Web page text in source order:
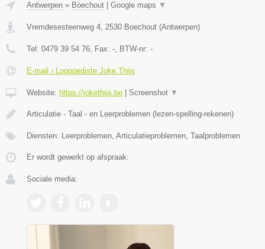
Antwerpen » Boechout Google maps ▼
Vremdesesteenweg 4, 2530 Boechout (Antwerpen)
Tel: 0479 39 54 76, Fax: -, BTW-nr: -
E-mail › Logopediste Joke Thijs
Website: https://jokethijs.be Screenshot ▼
Articulatie - Taal - en Leerproblemen (lezen-spelling-rekenen)
Diensten: Leerproblemen, Articulatieproblemen, Taalproblemen
Er wordt gewerkt op afspraak.
Sociale media: